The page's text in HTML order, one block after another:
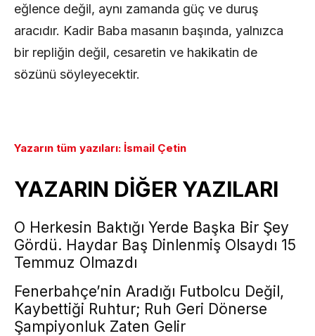
eğlence değil, aynı zamanda güç ve duruş
aracıdır. Kadir Baba masanın başında, yalnızca
bir repliğin değil, cesaretin ve hakikatin de
sözünü söyleyecektir.
Yazarın tüm yazıları: İsmail Çetin
YAZARIN DİĞER YAZILARI
O Herkesin Baktığı Yerde Başka Bir Şey
Gördü. Haydar Baş Dinlenmiş Olsaydı 15
Temmuz Olmazdı
Fenerbahçe’nin Aradığı Futbolcu Değil,
Kaybettiği Ruhtur; Ruh Geri Dönerse
Şampiyonluk Zaten Gelir